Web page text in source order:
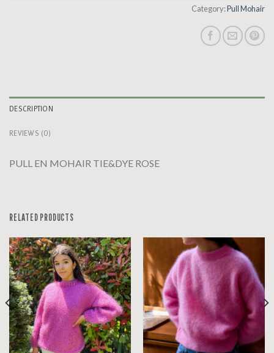
Category:Pull Mohair
DESCRIPTION
REVIEWS (0)
PULL EN MOHAIR TIE&DYE ROSE
RELATED PRODUCTS